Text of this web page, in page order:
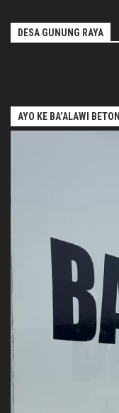
DESA GUNUNG RAYA
AYO KE BA’ALAWI BETON